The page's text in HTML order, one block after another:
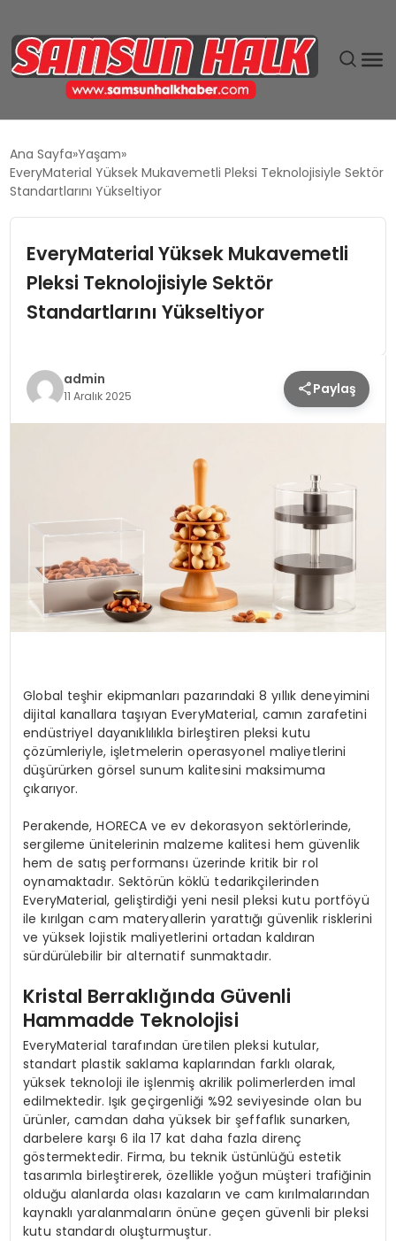
EĞITIM
GÜNDEM
SIYASET
SPOR
YAŞAM
Ana Sayfa Yaşam
EveryMaterial Yüksek Mukavemetli Pleksi Teknolojisiyle Sektör
Standartlarını Yükseltiyor
EveryMaterial Yüksek Mukavemetli
Pleksi Teknolojisiyle Sektör
Standartlarını Yükseltiyor
admin
11 Aralık 2025 Paylaş
Global teşhir ekipmanları pazarındaki 8 yıllık deneyimini
dijital kanallara taşıyan EveryMaterial, camın zarafetini
endüstriyel dayanıklılıkla birleştiren pleksi kutu
çözümleriyle, işletmelerin operasyonel maliyetlerini
düşürürken görsel sunum kalitesini maksimuma
çıkarıyor.
Perakende, HORECA ve ev dekorasyon sektörlerinde,
sergileme ünitelerinin malzeme kalitesi hem güvenlik
hem de satış performansı üzerinde kritik bir rol
oynamaktadır. Sektörün köklü tedarikçilerinden
EveryMaterial, geliştirdiği yeni nesil pleksi kutu portföyü
ile kırılgan cam materyallerin yarattığı güvenlik risklerini
ve yüksek lojistik maliyetlerini ortadan kaldıran
sürdürülebilir bir alternatif sunmaktadır.
Kristal Berraklığında Güvenli
Hammadde Teknolojisi
EveryMaterial tarafından üretilen pleksi kutular,
standart plastik saklama kaplarından farklı olarak,
yüksek teknoloji ile işlenmiş akrilik polimerlerden imal
edilmektedir. Işık geçirgenliği %92 seviyesinde olan bu
ürünler, camdan daha yüksek bir şeffaflık sunarken,
darbelere karşı 6 ila 17 kat daha fazla direnç
göstermektedir. Firma, bu teknik üstünlüğü estetik
tasarımla birleştirerek, özellikle yoğun müşteri trafiğinin
olduğu alanlarda olası kazaların ve cam kırılmalarından
kaynaklı yaralanmaların önüne geçen güvenli bir pleksi
kutu standardı oluşturmuştur.